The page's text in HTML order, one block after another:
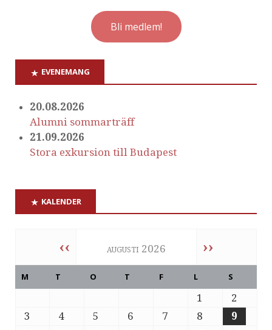
Bli medlem!
EVENEMANG
20.08.2026
Alumni sommarträff
21.09.2026
Stora exkursion till Budapest
KALENDER
‹‹ augusti 2026 ››
M T O T F L S
1
2
3
4 5 6 7 8
9